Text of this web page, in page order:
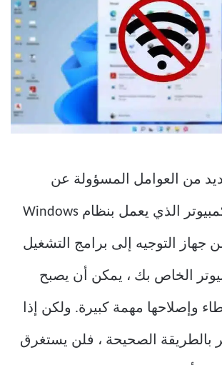
من العوامل المسؤولة عن
توصيل جهاز الكمبيوتر الذي يعمل بنظام Windows
، من جهاز التوجيه إلى برامج التشغيل
الخاص بك ، يمكن أن يصبح
وإصلاحها مهمة كبيرة. ولكن إذا
بالطريقة الصحيحة ، فلن يستغرق